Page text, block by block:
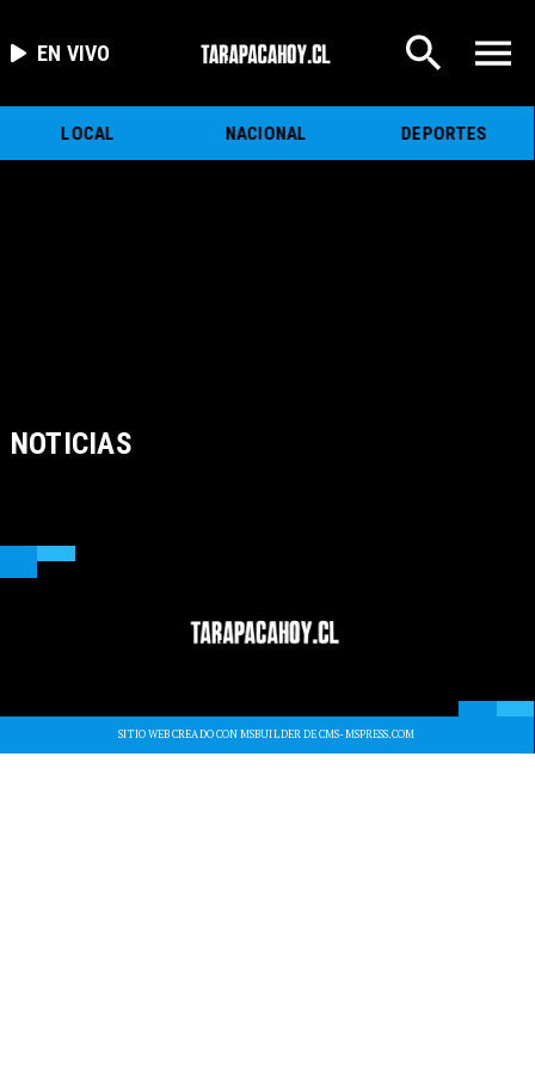
EN VIVO
LOCAL NACIONAL DEPORTES
NOTICIAS
SITIO WEB CREADO CON MSBUILDER DE CMS-MSPRESS.COM